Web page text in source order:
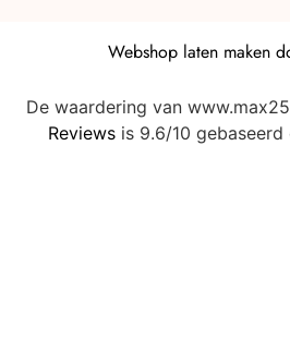
Webshop laten maken
De waardering van
Reviews is 9.6/10